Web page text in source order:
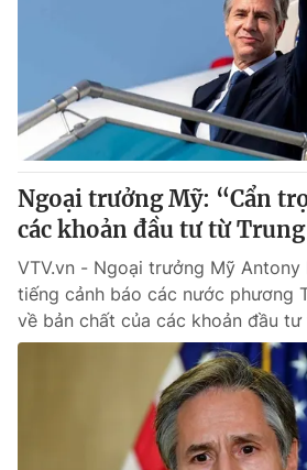
Ngoại trưởng Mỹ: “Cẩn
các khoản đầu tư từ
VTV.vn - Ngoại trưởng Mỹ Antony
tiếng cảnh báo các nước phương
về bản chất của các khoản đầu tư